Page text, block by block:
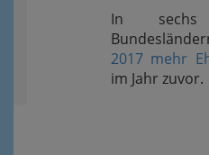
In sechs
2017 mehr
im Jahr zuvor.